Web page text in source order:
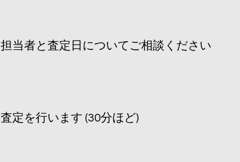
​担当者と査定日についてご相談ください
​査定を行います (30分ほど)